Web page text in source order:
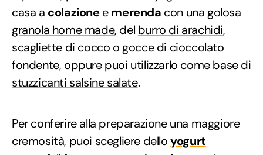
casa a colazioneemerenda con una golosa
granola home made, del burro di arachidi,
scagliette di cocco o gocce di cioccolato
fondente, oppure puoi utilizzarlo come base di
stuzzicanti salsine salate.
Per conferire alla preparazione una maggiore
cremosità, puoi scegliere delloyogurt